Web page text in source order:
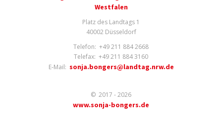
Westfalen
Platz des Landtags 1
40002 Düsseldorf
Telefon: +49 211 884 2668
Telefax: +49 211 884 3160
E-Mail: sonja.bongers@landtag.nrw.de
© 2017 - 2026
www.sonja-bongers.de